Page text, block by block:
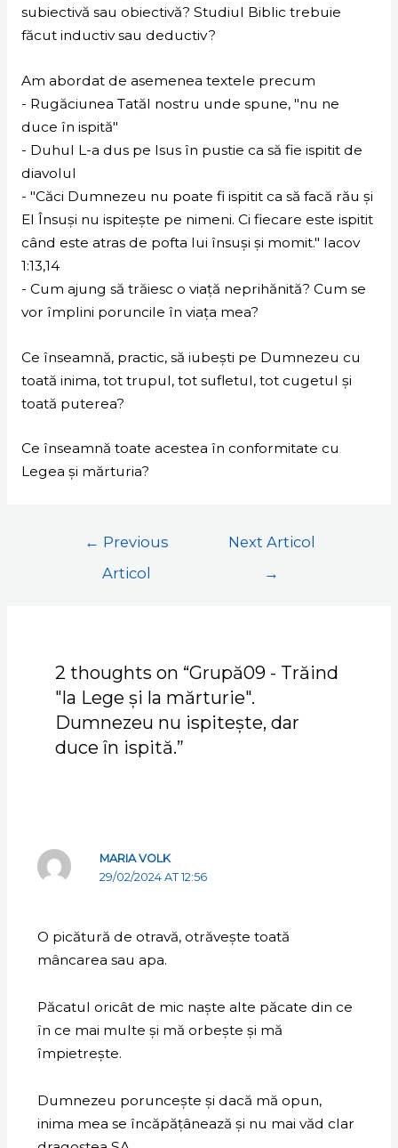
subiectivă sau obiectivă? Studiul Biblic trebuie
făcut inductiv sau deductiv?
Am abordat de asemenea textele precum
- Rugăciunea Tatăl nostru unde spune, "nu ne
duce în ispită"
- Duhul L-a dus pe Isus în pustie ca să fie ispitit de
diavolul
- "Căci Dumnezeu nu poate fi ispitit ca să facă rău şi
El Însuşi nu ispiteşte pe nimeni. Ci fiecare este ispitit
când este atras de pofta lui însuşi şi momit." Iacov
1:13,14
- Cum ajung să trăiesc o viață neprihănită? Cum se
vor împlini poruncile în viața mea?
Ce înseamnă, practic, să iubești pe Dumnezeu cu
toată inima, tot trupul, tot sufletul, tot cugetul și
toată puterea?
Ce înseamnă toate acestea în conformitate cu
Legea și mărturia?
← Previous
Articol
Next Articol
→
2 thoughts on “Grupă09 - Trăind
"la Lege și la mărturie".
Dumnezeu nu ispitește, dar
duce în ispită.”
MARIA VOLK
29/02/2024 AT 12:56
O picătură de otravă, otrăvește toată
mâncarea sau apa.
Păcatul oricât de mic naște alte păcate din ce
în ce mai multe și mă orbește și mă
împietrește.
Dumnezeu poruncește și dacă mă opun,
inima mea se încăpățânează și nu mai văd clar